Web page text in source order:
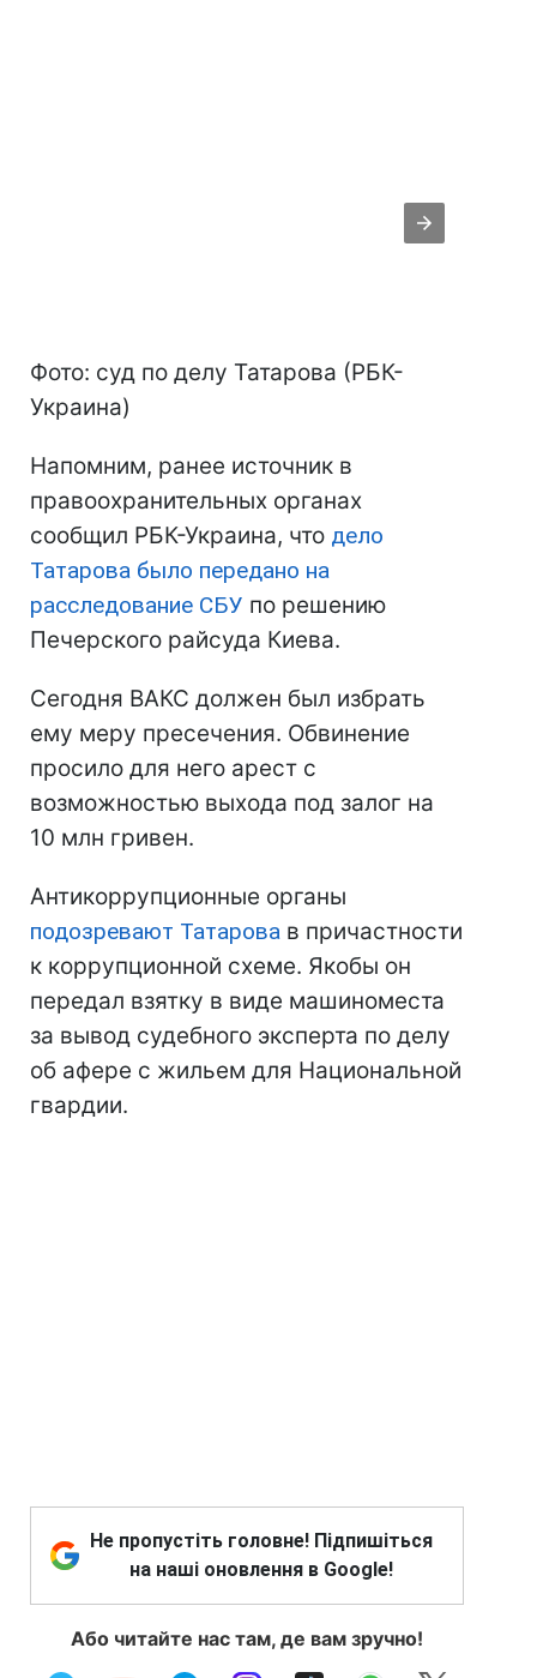
Фото: суд по делу Татарова (РБК-
Украина)
Напомним, ранее источник в
правоохранительных органах
сообщил РБК-Украина, что дело
Татарова было передано на
расследование СБУ по решению
Печерского райсуда Киева.
Сегодня ВАКС должен был избрать
ему меру пресечения. Обвинение
просило для него арест с
возможностью выхода под залог на
10 млн гривен.
Антикоррупционные органы
подозревают Татарова в причастности
к коррупционной схеме. Якобы он
передал взятку в виде машиноместа
за вывод судебного эксперта по делу
об афере с жильем для Национальной
гвардии.
Не пропустіть головне! Підпишіться
на наші оновлення в Google!
Або читайте нас там, де вам зручно!